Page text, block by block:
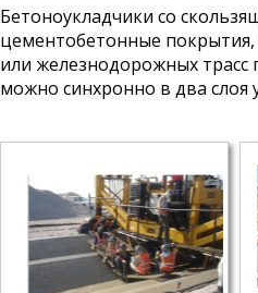
Бетоноукладчики со
цементобетонные
или железнодорожных трасс
можно синхронно в два